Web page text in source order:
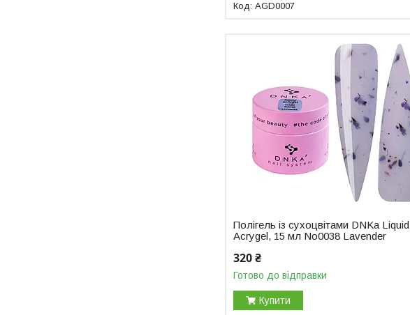
AGD0007
Полігель із сухоцвітами DNKa Liquid
Acrygel, 15 мл No0038 Lavender
320 ₴
Готово до відправки
Купити